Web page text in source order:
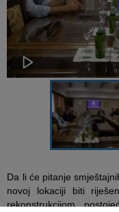
Da li će pitanje
novoj lokaciji biti
rekonstrukcijom